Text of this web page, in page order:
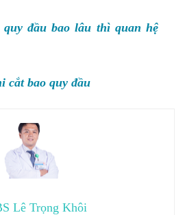
đầu bao lâu thì quan hệ
cắt bao quy đầu
Lê Trọng Khôi